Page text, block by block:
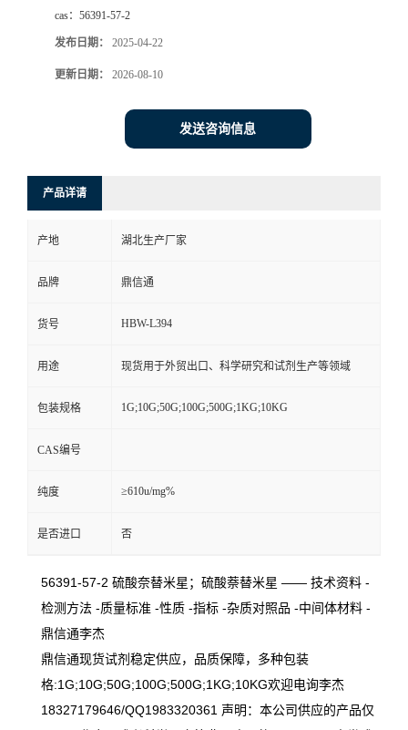
cas： 56391-57-2
发布日期： 2025-04-22
更新日期： 2026-08-10
发送咨询信息
产品详请
产地 湖北生产厂家
品牌 鼎信通
货号 HBW-L394
用途 现货用于外贸出口、科学研究和试剂生产等领域
包装规格 1G;10G;50G;100G;500G;1KG;10KG
CAS编号
纯度 ≥610u/mg%
是否进口 否
56391-57-2 硫酸奈替米星；硫酸萘替米星 —— 技术资料 -
检测方法 -质量标准 -性质 -指标 -杂质对照品 -中间体材料 -
鼎信通李杰
鼎信通现货试剂稳定供应，品质保障，多种包装
格:1G;10G;50G;100G;500G;1KG;10KG欢迎电询李杰
18327179646/QQ1983320361 声明：本公司供应的产品仅